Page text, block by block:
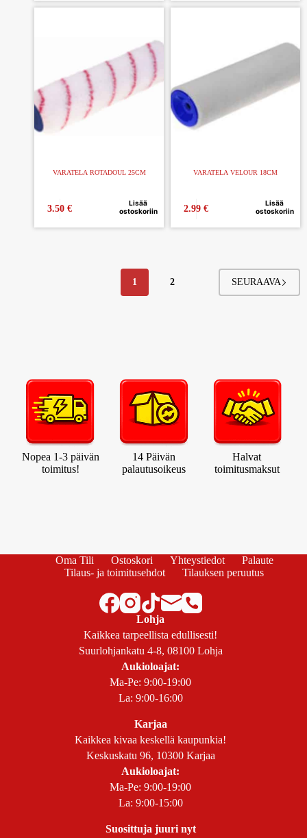
VARATELA ROTADOUL 25CM
3.50€
Lisää
ostoskoriin
VARATELA VELOUR 18CM
2.99€
Lisää
ostoskoriin
1 2
Nopea 1-3 päivän
toimitus!
14 Päivän
palautusoikeus
Halvat
toimitusmaksut
Oma Tili Ostoskori Yhteystiedot
Palaute
Tilaus- ja toimitusehdot
Tilauksen peruutus
Lohja
Kaikkea tarpeellista edullisesti!
Suurlohjankatu 4-8, 08100 Lohja
Aukioloajat:
Ma-Pe: 9:00-19:00
La: 9:00-16:00
Karjaa
Kaikkea kivaa keskellä kaupunkia!
Keskuskatu 96, 10300 Karjaa
Aukioloajat:
Ma-Pe: 9:00-19:00
La: 9:00-15:00
Suosittuja juuri nyt